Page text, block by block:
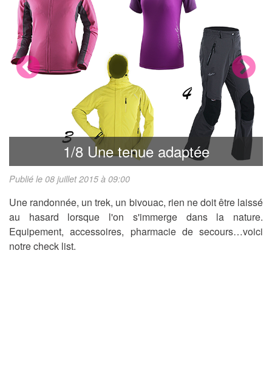
1/8 Une tenue adaptée
Previous Next
Publié le 08 juillet 2015 à 09:00
Une randonnée, un trek, un bivouac, rien ne doit être laissé
au hasard lorsque l'on s'immerge dans la nature.
Equipement, accessoires, pharmacie de secours…voici
notre check list.